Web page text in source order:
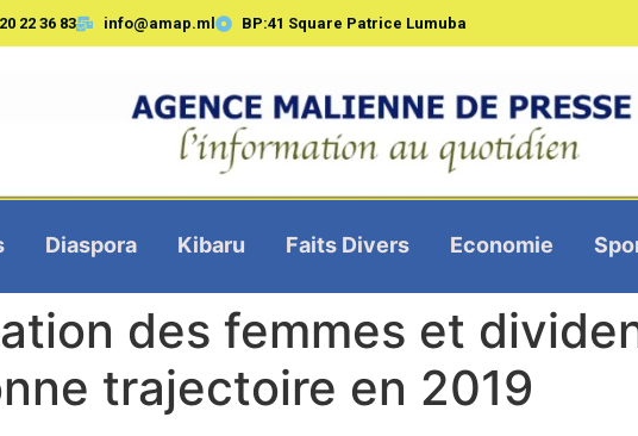
22 36 83 info@amap.ml BP:41 Square Patrice Lumuba
Diaspora Kibaru Faits Divers Economie
des femmes et
trajectoire en 2019